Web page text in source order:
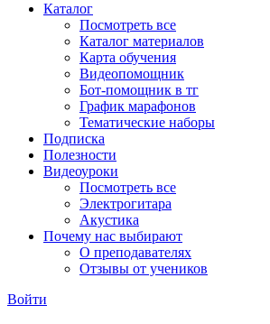
Каталог
Посмотреть все
Каталог материалов
Карта обучения
Видеопомощник
Бот-помощник в тг
График марафонов
Тематические наборы
Подписка
Полезности
Видеоуроки
Посмотреть все
Электрогитара
Акустика
Почему нас выбирают
О преподавателях
Отзывы от учеников
Войти